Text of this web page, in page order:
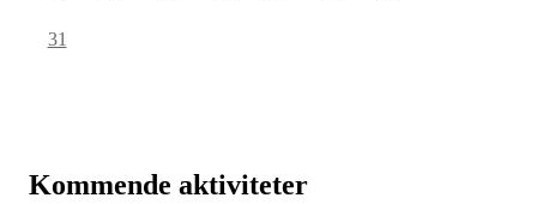
31
Kommende aktiviteter